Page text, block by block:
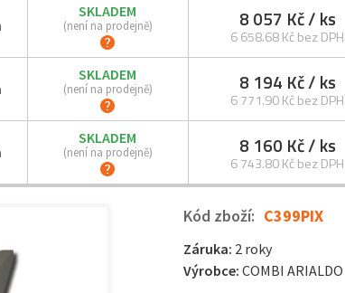
SKLADEM
(není na prodejně) 8 057 Kč/ ks
6 658.68 Kč bez DPH
SKLADEM
(není na prodejně) 8 194 Kč/ ks
6 771.90 Kč bez DPH
SKLADEM
(není na prodejně) 8 160 Kč/ ks
6 743.80 Kč bez DPH
Kód zboží: C399PIX
Záruka: 2 roky
Výrobce: COMBI ARIALDO